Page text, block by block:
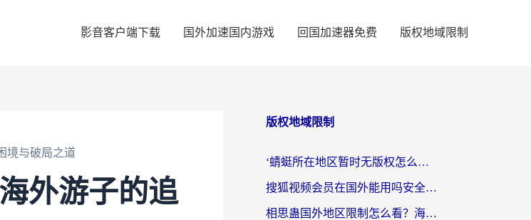
影音客户端下载 国外加速国内游戏 回国加速器免费 版权地域限制
境与破局之道
外游子的追
版权地域限制
‘蜻蜓所在地区暂时无版权怎么办’？海外党看国内内容、办国内事的实用指南
搜狐视频会员在国外能用吗安全吗？留学生亲测有效的回国观影解决方案
相思蛊国外地区限制怎么看？海外党追剧听歌的终极解决方案